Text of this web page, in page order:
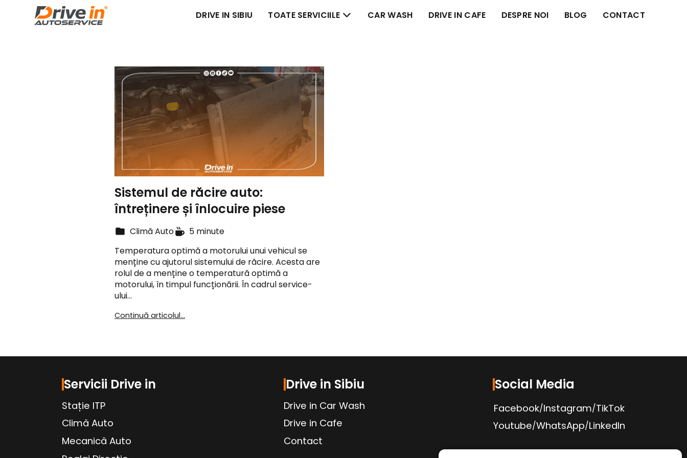
DRIVE IN SIBIU TOATE SERVICIILE CAR WASH DRIVE IN CAFE DESPRE NOI BLOG CONTACT
Sistemul de răcire auto:
întreținere și înlocuire piese
Climă Auto
5 minute
Temperatura optimă a motorului unui vehicul se
menține cu ajutorul sistemului de răcire. Acesta are
rolul de a menține o temperatură optimă a
motorului, în timpul funcționării. În cadrul service-
ului…
Continuă articolul...
Servicii Drive in
Stație ITP
Climă Auto
Mecanică Auto
Drive in Sibiu
Drive in Car Wash
Drive in Cafe
Contact
Social Media
Facebook/Instagram/TikTok
Youtube/WhatsApp/LinkedIn
Politica de Confidențialitate